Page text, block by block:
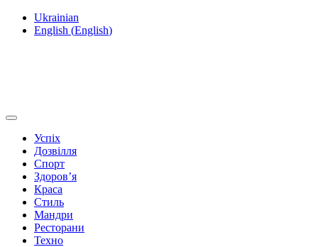
Ukrainian
English (English)
Успіх
Дозвілля
Спорт
Здоров’я
Краса
Стиль
Мандри
Ресторани
Техно